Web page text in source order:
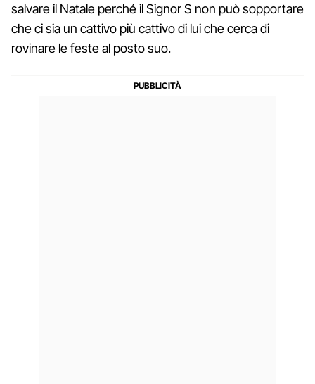
salvare il Natale perché il Signor S non può sopportare
che ci sia un cattivo più cattivo di lui che cerca di
rovinare le feste al posto suo.